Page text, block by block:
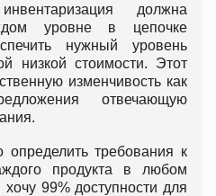
должна
уровне в цепочке
нужный уровень
низкой стоимости. Этот
изменчивость как
отвечающую
требования к
продукта в любом
99% доступности для